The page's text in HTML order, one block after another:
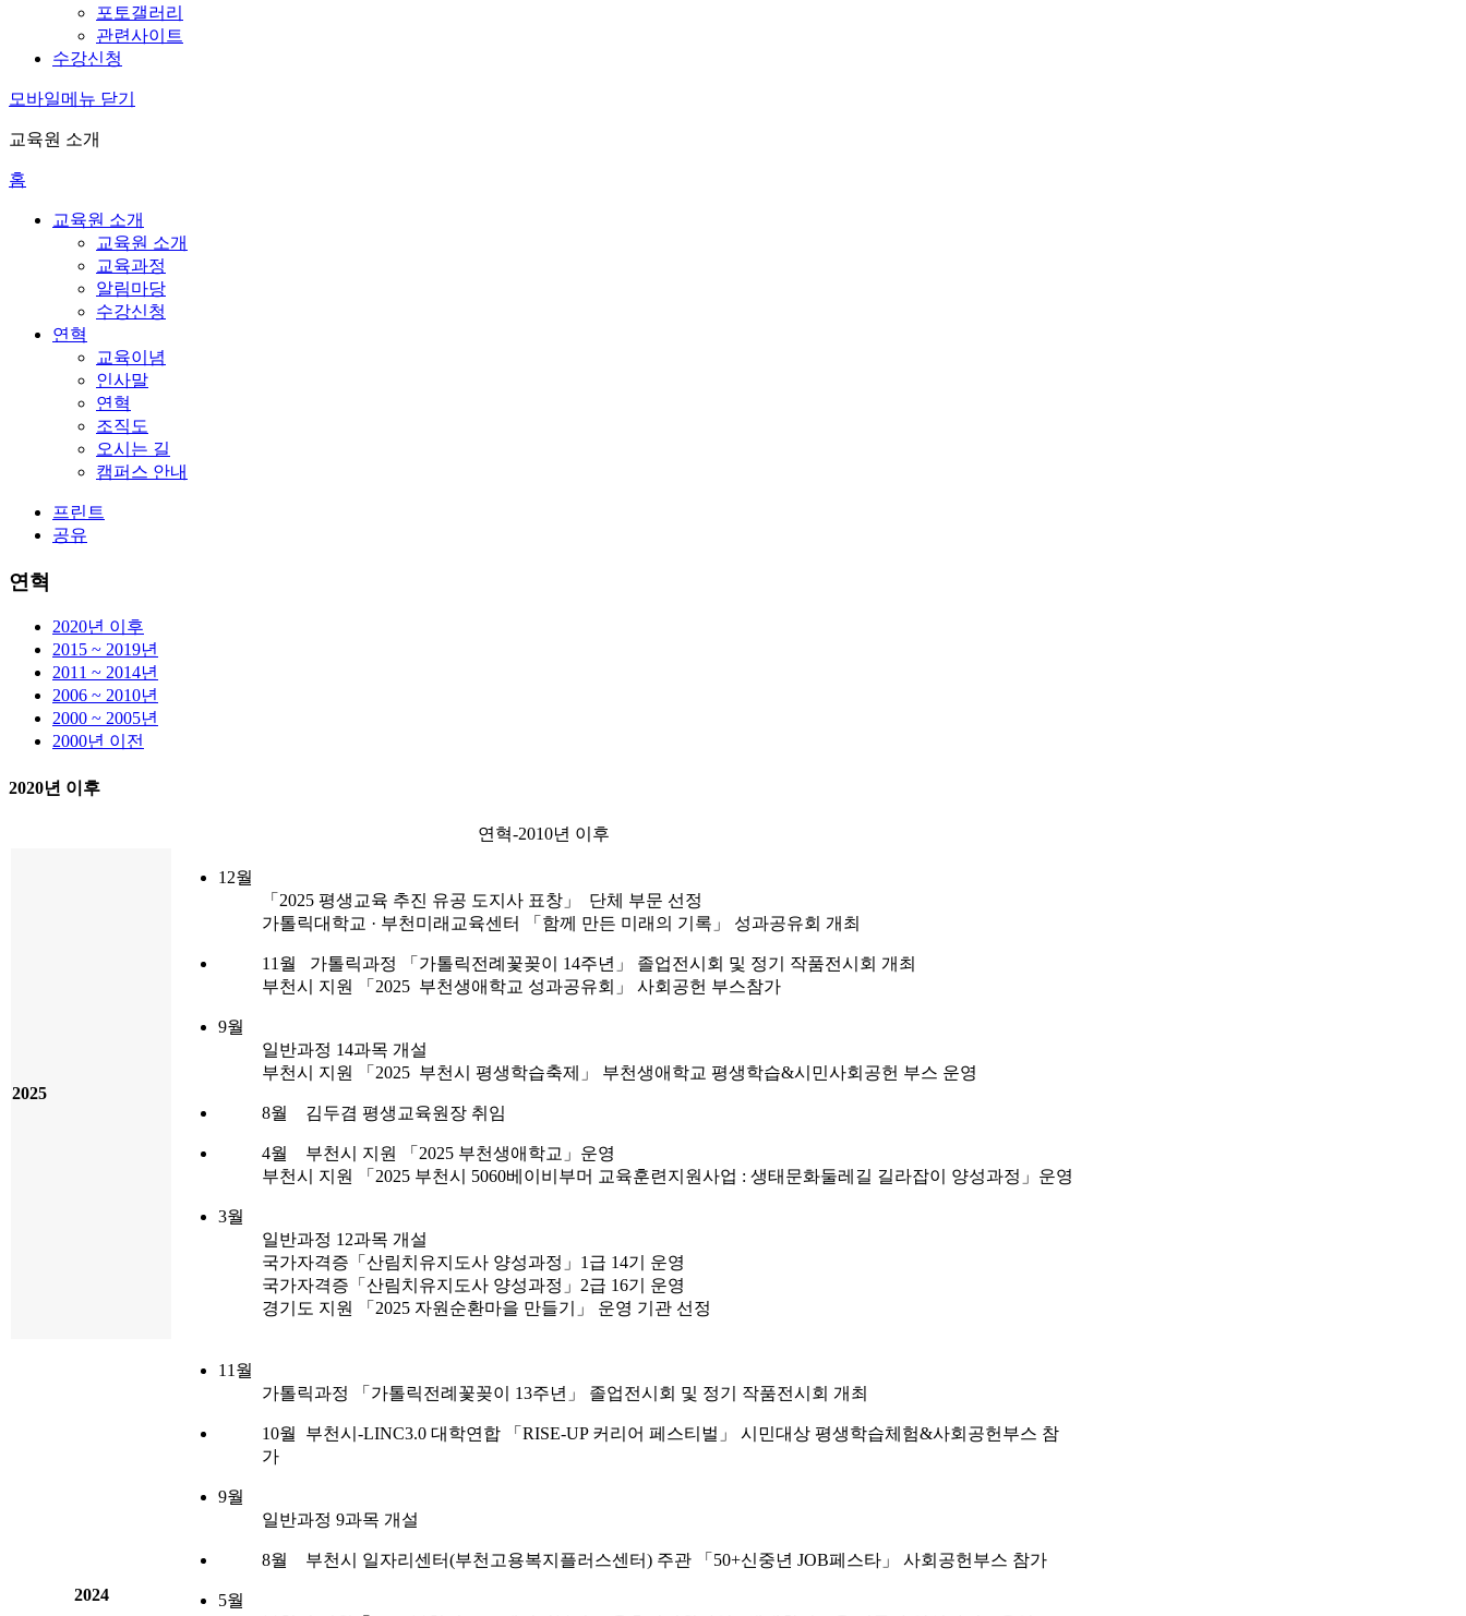
포토갤러리
관련사이트
수강신청
모바일메뉴 닫기
교육원 소개
홈
교육원 소개
교육원 소개
교육과정
알림마당
수강신청
연혁
교육이념
인사말
연혁
조직도
오시는 길
캠퍼스 안내
프린트
공유
연혁
2020년 이후
2015 ~ 2019년
2011 ~ 2014년
2006 ~ 2010년
2000 ~ 2005년
2000년 이전
2020년 이후
연혁-2010년 이후
2025
12월
「2025 평생교육 추진 유공 도지사 표창」 단체 부문 선정
가톨릭대학교 · 부천미래교육센터 「함께 만든 미래의 기록」 성과공유회 개최
11월 가톨릭과정 「가톨릭전례꽃꽂이 14주년」 졸업전시회 및 정기 작품전시회 개최
부천시 지원 「2025 부천생애학교 성과공유회」 사회공헌 부스참가
9월
일반과정 14과목 개설
부천시 지원 「2025 부천시 평생학습축제」 부천생애학교 평생학습&시민사회공헌 부스 운영
8월 김두겸 평생교육원장 취임
4월 부천시 지원 「2025 부천생애학교」운영
부천시 지원 「2025 부천시 5060베이비부머 교육훈련지원사업 : 생태문화둘레길 길라잡이 양성과정」운영
3월
일반과정 12과목 개설
국가자격증「산림치유지도사 양성과정」1급 14기 운영
국가자격증「산림치유지도사 양성과정」2급 16기 운영
경기도 지원 「2025 자원순환마을 만들기」 운영 기관 선정
2024
11월
가톨릭과정 「가톨릭전례꽃꽂이 13주년」 졸업전시회 및 정기 작품전시회 개최
10월 부천시-LINC3.0 대학연합 「RISE-UP 커리어 페스티벌」 시민대상 평생학습체험&사회공헌부스 참
가
9월
일반과정 9과목 개설
8월 부천시 일자리센터(부천고용복지플러스센터) 주관 「50+신중년 JOB페스타」 사회공헌부스 참가
5월